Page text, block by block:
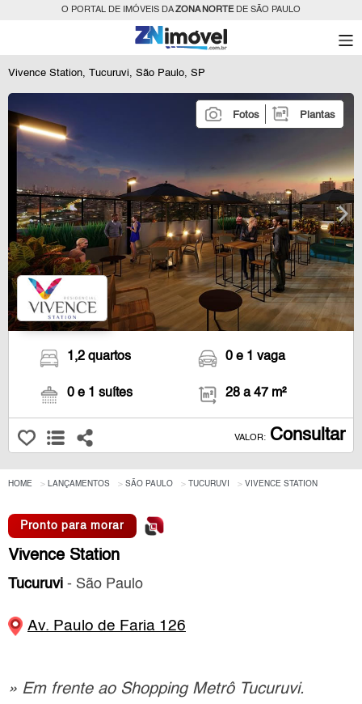
O PORTAL DE IMÓVEIS DAZONA NORTEDE SÃO PAULO
Vivence Station, Tucuruvi, São Paulo, SP
Fotos Plantas
1,2 quartos
0 e 1 suítes
0 e 1 vaga
28 a 47 m²
VALOR: Consultar
HOME LANÇAMENTOS SÃO PAULO TUCURUVI VIVENCE STATION
Pronto para morar
Vivence Station
Tucuruvi - São Paulo
Av. Paulo de Faria 126
» Em frente ao Shopping Metrô Tucuruvi.